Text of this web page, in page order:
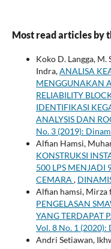
Most read articles by
Koko D. Langga,
Indra,ANALISA
MENGGUNAKAN
RELIABILITY
IDENTIFIKASI
ANALYSIS DAN
No. 3 (2019):
Alfian Hamsi,
KONSTRUKSI
500 LPS MENJADI
CEMARA ,
Alfian hamsi, Mirza
PENGELASAN
YANG TERDAPAT
Vol. 8 No. 1 (2020):
Andri Setiawan,